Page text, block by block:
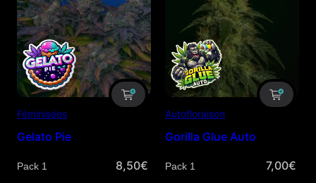
Féminisées
Gelato Pie
Quantité 8,50€
Autofloraison
Gorilla Glue Auto
Quantité 7,00€